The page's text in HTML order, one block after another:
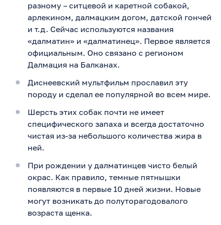
разному – ситцевой и каретной собакой,
арлекином, далмацким догом, датской гончей
и т.д. Сейчас используются названия
«далматин» и «далматинец». Первое является
официальным. Оно связано с регионом
Далмация на Балканах.
Диснеевский мультфильм прославил эту
породу и сделал ее популярной во всем мире.
Шерсть этих собак почти не имеет
специфического запаха и всегда достаточно
чистая из-за небольшого количества жира в
ней.
При рождении у далматинцев чисто белый
окрас. Как правило, темные пятнышки
появляются в первые 10 дней жизни. Новые
могут возникать до полуторагодовалого
возраста щенка.